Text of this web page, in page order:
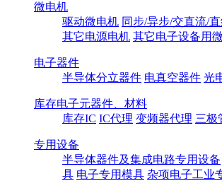
微电机
驱动微电机 同步/异步/交直流/
其它电源电机 其它电子设备用
电子器件
半导体分立器件 电真空器件 光
库存电子元器件、材料
库存IC IC代理 变频器代理 三极
专用设备
半导体器件及集成电路专用设备
具 电子专用模具 杂项电子工业